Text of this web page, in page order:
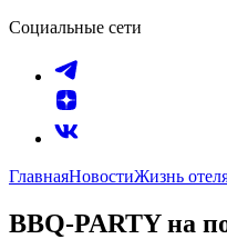
Социальные сети
ГлавнаяНовостиЖизнь
BBQ-PARTY на